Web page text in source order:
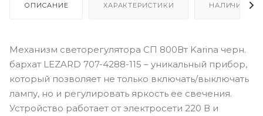
ОПИСАНИЕ ХАРАКТЕРИСТИКИ НАЛИЧИЕ
Механизм светорегулятора СП 800Вт Karina черн.
бархат LEZARD 707-4288-115 – уникальный прибор,
который позволяет не только включать/выключать
лампу, но и регулировать яркость ее свечения.
Устройство работает от электросети 220 В и